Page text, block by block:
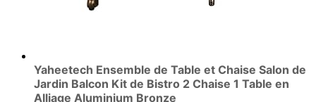
Yaheetech Ensemble de Table et Chaise Salon de
Jardin Balcon Kit de Bistro 2 Chaise 1 Table en
Alliage Aluminium Bronze